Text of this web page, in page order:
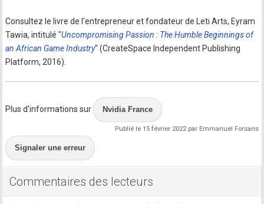
Consultez le livre de l'entrepreneur et fondateur de Leti Arts, Eyram
Tawia, intitulé "Uncompromising Passion : The Humble Beginnings of
an African Game Industry" (CreateSpace Independent Publishing
Platform, 2016).
Plus d'informations sur Nvidia France
Publié le 15 février 2022 par Emmanuel Forsans
Signaler une erreur
Commentaires des lecteurs